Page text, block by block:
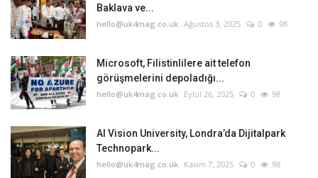
Baklava ve...
hello@uk4mag.co.uk Ağustos 3, 2025 0 98
Microsoft, Filistinlilere ait telefon
görüşmelerini depoladığı...
hello@uk4mag.co.uk Eylül 26, 2025 0 98
AI Vision University, Londra’da Dijitalpark
Technopark...
hello@uk4mag.co.uk Kasım 7, 2025 0 98